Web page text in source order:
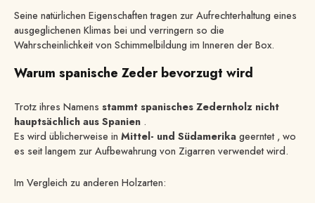
Seine natürlichen Eigenschaften tragen zur Aufrechterhaltung eines
ausgeglichenen Klimas bei und verringern so die
Wahrscheinlichkeit von Schimmelbildung im Inneren der Box.
Warum spanische Zeder bevorzugt wird
Trotz ihres Namens stammt spanisches Zedernholz nicht
hauptsächlich aus Spanien .
Es wird üblicherweise in Mittel- und Südamerika geerntet , wo
es seit langem zur Aufbewahrung von Zigarren verwendet wird.
Im Vergleich zu anderen Holzarten: